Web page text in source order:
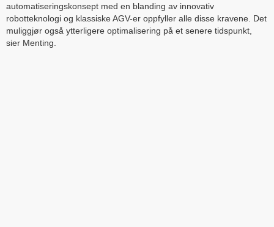
automatiseringskonsept med en blanding av innovativ
robotteknologi og klassiske AGV-er oppfyller alle disse kravene. Det
muliggjør også ytterligere optimalisering på et senere tidspunkt,
sier Menting.